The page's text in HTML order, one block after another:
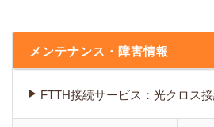
メンテナンス・障害情報
FTTH接続サービス：光クロス